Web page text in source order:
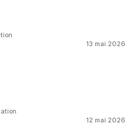
13 mai 2026
12 mai 2026